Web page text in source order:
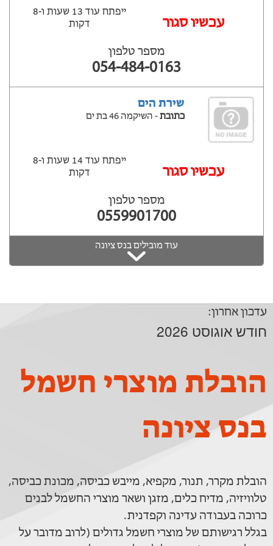
עכשיו סגור
ייפתח עוד 13 שעות ‫ו-8
דקות
מספר טלפון
054-484-0163
שירת הים
כתובת- השיקמה 46 בת ים
עכשיו סגור
ייפתח עוד 14 שעות ‫ו-8
דקות
מספר טלפון
0559901700
עוד מובילים בנס ציונה
עדכון אחרון:
חודש אוגוסט 2026
הובלת מוצרי חשמל
בנס ציונה
הובלת מקרר, תנור, מקפיא, מייבש כביסה, מכונת כביסה,
טלוויזיה, מדיח כלים, מזגן ושאר מוצרי החשמל לבנים
כרוכה בעבודה עדינה וקפדנית.
בגלל רגישותם של מוצרי חשמל גדולים (לרוב מדובר על